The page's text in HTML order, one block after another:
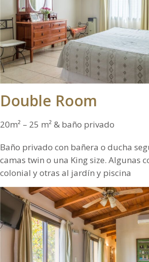
Double Room
20m² – 25 m² & baño privado
Baño privado con bañera o ducha
camas twin o una King size. Algunas
colonial y otras al jardín y piscina